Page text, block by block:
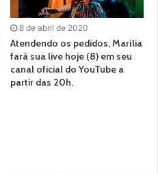
8 de abril de 2020
Atendendo os pedidos, Marília
fará sua live hoje (8) em seu
canal oficial do YouTube a
partir das 20h.